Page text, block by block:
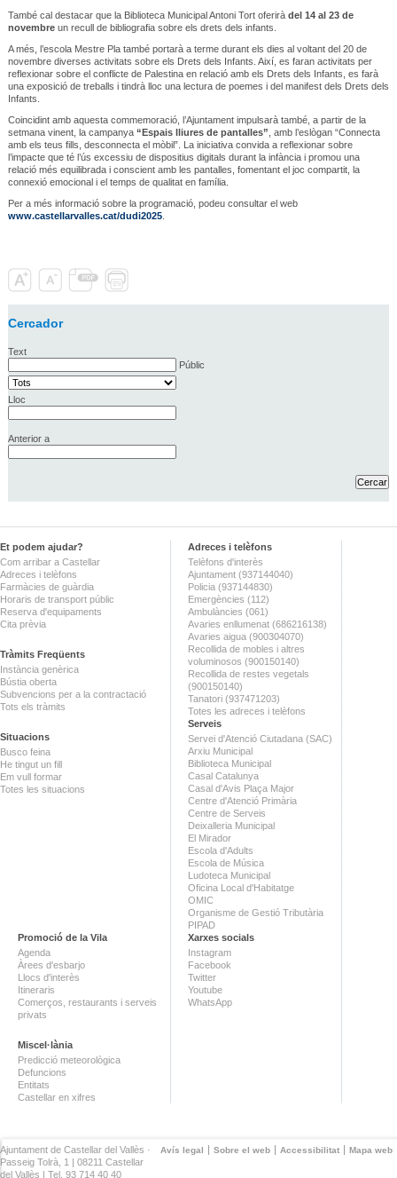
També cal destacar que la Biblioteca Municipal Antoni Tort oferirà del 14 al 23 de
novembreun recull de bibliografia sobre els drets dels infants.
A més, l’escola Mestre Pla també portarà a terme durant els dies al voltant del 20 de
novembre diverses activitats sobre els Drets dels Infants. Així, es faran activitats per
reflexionar sobre el conflicte de Palestina en relació amb els Drets dels Infants, es farà
una exposició de treballs i tindrà lloc una lectura de poemes i del manifest dels Drets dels
Infants.
Coincidint amb aquesta commemoració, l’Ajuntament impulsarà també, a partir de la
setmana vinent, la campanya “Espais lliures de pantalles” , amb l’eslògan “Connecta
amb els teus fills, desconnecta el mòbil”. La iniciativa convida a reflexionar sobre
l’impacte que té l’ús excessiu de dispositius digitals durant la infància i promou una
relació més equilibrada i conscient amb les pantalles, fomentant el joc compartit, la
connexió emocional i el temps de qualitat en família.
Per a més informació sobre la programació, podeu consultar el web
www.castellarvalles.cat/dudi2025.
Cercador
Text
Públic
Lloc
Anterior a
Et podem ajudar?
Com arribar a Castellar
Adreces i telèfons
Farmàcies de guàrdia
Horaris de transport públic
Reserva d'equipaments
Cita prèvia
Tràmits Freqüents
Instància genèrica
Bústia oberta
Subvencions per a la contractació
Tots els tràmits
Situacions
Busco feina
He tingut un fill
Em vull formar
Totes les situacions
Adreces i telèfons
Telèfons d'interès
Ajuntament (937144040)
Policia (937144830)
Emergències (112)
Ambulàncies (061)
Avaries enllumenat (686216138)
Avaries aigua (900304070)
Recollida de mobles i altres
voluminosos (900150140)
Recollida de restes vegetals
(900150140)
Tanatori (937471203)
Totes les adreces i telèfons
Serveis
Servei d'Atenció Ciutadana (SAC)
Arxiu Municipal
Biblioteca Municipal
Casal Catalunya
Casal d'Avis Plaça Major
Centre d'Atenció Primària
Centre de Serveis
Deixalleria Municipal
El Mirador
Escola d'Adults
Escola de Música
Ludoteca Municipal
Oficina Local d'Habitatge
OMIC
Organisme de Gestió Tributària
PIPAD
Promoció de la Vila
Agenda
Àrees d'esbarjo
Llocs d'interès
Itineraris
Comerços, restaurants i serveis
privats
Miscel·lània
Predicció meteorològica
Defuncions
Entitats
Castellar en xifres
Xarxes socials
Instagram
Facebook
Twitter
Youtube
WhatsApp
Avís legal Sobre el web Accessibilitat Mapa web
Ajuntament de Castellar del Vallès ·
Passeig Tolrà, 1 | 08211 Castellar
del Vallès | Tel. 93 714 40 40